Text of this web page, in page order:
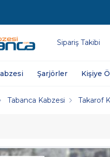
Sipariş Takibi
Şarjörler Kişiye
Tabanca Kabzesi Takarof